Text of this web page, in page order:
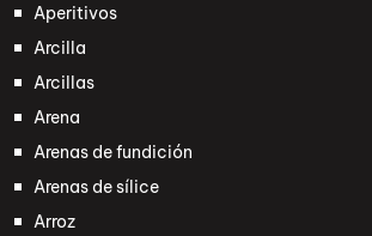
Aperitivos
Arcilla
Arcillas
Arena
Arenas de fundición
Arenas de sílice
Arroz